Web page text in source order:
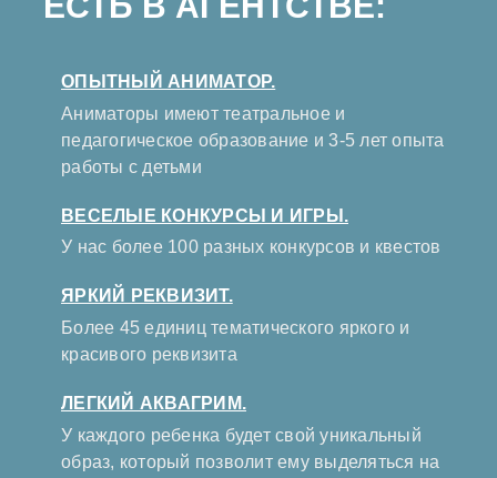
ОПЫТНЫЙ АНИМАТОР.
Аниматоры имеют театральное и
педагогическое образование и 3-5 лет опыта
работы с детьми
ВЕСЕЛЫЕ КОНКУРСЫ И ИГРЫ.
У нас более 100 разных конкурсов и квестов
ЯРКИЙ РЕКВИЗИТ.
Более 45 единиц тематического яркого и
красивого реквизита
ЛЕГКИЙ АКВАГРИМ.
У каждого ребенка будет свой уникальный
образ, который позволит ему выделяться на